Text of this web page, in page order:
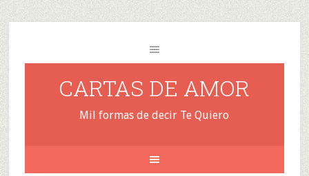
CARTAS DE AMOR
Mil formas de decir Te Quiero